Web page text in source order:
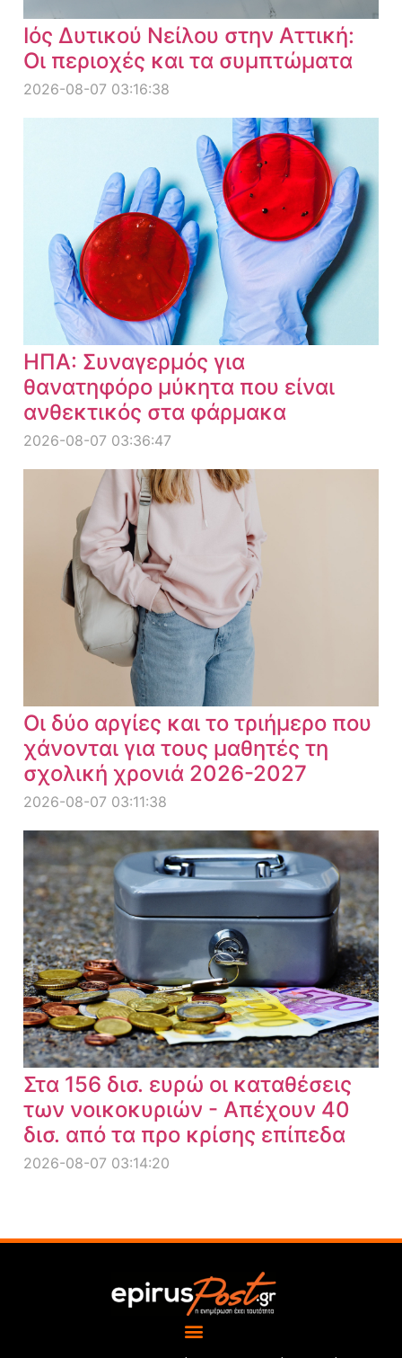
Ιός Δυτικού Νείλου στην Αττική:
Οι περιοχές και τα συμπτώματα
2026-08-07 03:16:38
ΗΠΑ: Συναγερμός για
θανατηφόρο μύκητα που είναι
ανθεκτικός στα φάρμακα
2026-08-07 03:36:47
Οι δύο αργίες και το τριήμερο που
χάνονται για τους μαθητές τη
σχολική χρονιά 2026-2027
2026-08-07 03:11:38
Στα 156 δισ. ευρώ οι καταθέσεις
των νοικοκυριών - Απέχουν 40
δισ. από τα προ κρίσης επίπεδα
2026-08-07 03:14:20